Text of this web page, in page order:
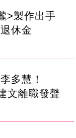
>製作出手
休金
多慧！
文離職發聲